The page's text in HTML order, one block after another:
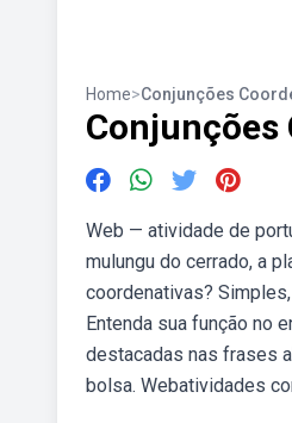
Home>Conjunções
Conjunções
Web — atividade de
mulungu do cerrado, a
coordenativas?
Entenda sua função no
destacadas nas frases
bolsa. Webatividades